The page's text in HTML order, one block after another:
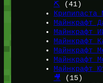
⛏️ (41)
Крипипаста
Майнкрафт
Майнкрафт
Майнкрафт
Майнкрафт
Майнкрафт
Майнкрафт
🎥
(15)